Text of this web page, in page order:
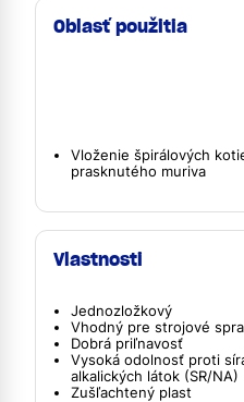
Oblasť použitia
Vloženie špirálových
prasknutého muriva
Vlastnosti
Jednozložkový
Vhodný pre strojové
Dobrá priľnavosť
Vysoká odolnosť proti
alkalických látok (SR/NA)
Zušľachtený plast